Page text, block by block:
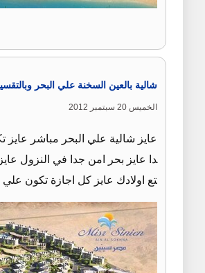
شالية بالعين السخنة علي البحر
الخميس 20 سبتمبر 2012
عايز شالية علي البحر مباشر
دا عايز بحر امن جدا في النزول
تع اولادك عايز كل اجازة تكون